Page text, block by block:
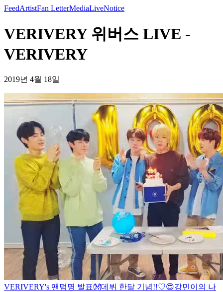
FeedArtistFan LetterMediaLiveNotice
VERIVERY 위버스 LIVE -
VERIVERY
2019년 4월 18일
VERIVERY's 팬덤명 발표👐데뷔 한달 기념!!♡😍강민이의 나